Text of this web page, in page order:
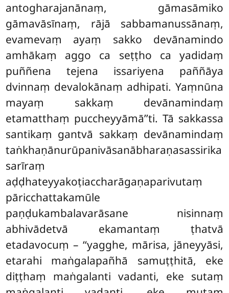
antogharajanānaṃ, gāmasāmiko
gāmavāsīnaṃ, rājā sabbamanussānaṃ,
evamevaṃ ayaṃ sakko devānamindo
amhākaṃ aggo ca seṭṭho ca yadidaṃ
puññena tejena issariyena paññāya
dvinnaṃ devalokānaṃ adhipati. Yaṃnūna
mayaṃ sakkaṃ devānamindaṃ
etamatthaṃ puccheyyāmā’’ti. Tā sakkassa
santikaṃ gantvā sakkaṃ devānamindaṃ
taṅkhaṇānurūpanivāsanābharaṇasassirika
sarīraṃ
aḍḍhateyyakoṭiaccharāgaṇaparivutaṃ
pāricchattakamūle
paṇḍukambalavarāsane nisinnaṃ
abhivādetvā ekamantaṃ ṭhatvā
etadavocuṃ – ‘‘yagghe, mārisa, jāneyyāsi,
etarahi maṅgalapañhā samuṭṭhitā, eke
diṭṭhaṃ maṅgalanti vadanti, eke sutaṃ